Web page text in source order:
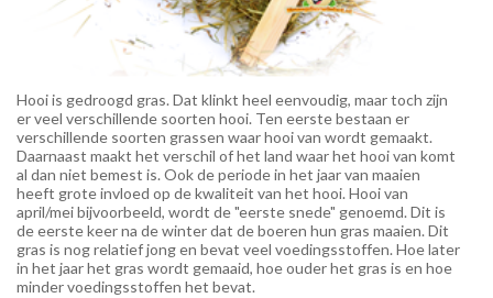
Hooi is gedroogd gras. Dat klinkt heel eenvoudig, maar toch zijn
er veel verschillende soorten hooi. Ten eerste bestaan er
verschillende soorten grassen waar hooi van wordt gemaakt.
Daarnaast maakt het verschil of het land waar het hooi van komt
al dan niet bemest is. Ook de periode in het jaar van maaien
heeft grote invloed op de kwaliteit van het hooi. Hooi van
april/mei bijvoorbeeld, wordt de "eerste snede" genoemd. Dit is
de eerste keer na de winter dat de boeren hun gras maaien. Dit
gras is nog relatief jong en bevat veel voedingsstoffen. Hoe later
in het jaar het gras wordt gemaaid, hoe ouder het gras is en hoe
minder voedingsstoffen het bevat.